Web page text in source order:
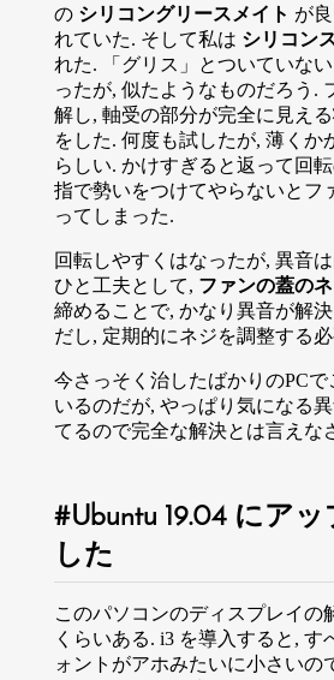
の シリコングリースメイト が
れていた. そして私は シリコン
れた. 「グリス」とついていな
ったが, 似たようなものだろう.
解し, 軸受の部分が完全に見え
をした. 何度も試したが, 薄くか
らしい. かけすぎると返って回
指で勢いをつけてやらないとフ
ってしまった.
回転しやすくはなったが, 異音
ひと工夫として, ファンの蓋の
締めることで, かなり異音が解
だし, 定期的にネジを調整する
今さっそく治したばかりのPC
いるのだが, やっぱり気になる
てるので完全な解決とは言えな
Ubuntu 19.04 にア
した
このパソコンのディスプレイの
くらいある. i3 を導入すると, す
ォントがアホみたいに小さいの